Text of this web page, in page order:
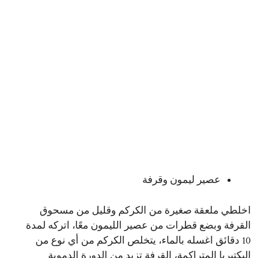
عصير ليمون وقرفة
اخلطي ملعقة صغيرة من الكركم وقليل من مسحوق
القرفة وبضع قطرات من عصير الليمون معًا، اتركه لمدة
10 دقائق اغسله بالماء، يتخلص الكركم من أي نوع من